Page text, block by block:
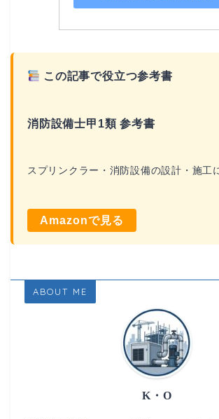
この記事で役立つ参考書
消防設備士甲1類 参考書
スプリンクラー・消防設備の設計・施工
Amazonで見る
ABOUT ME
K・O